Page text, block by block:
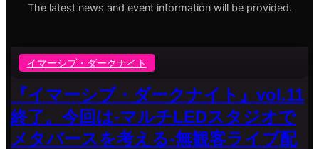
The latest news and event information will be provided.
イマーシブ・ダークナイト
『イマーシブ・ダークナイト』vol.11
終了。今回は-マルチLEDスタジオで
メタバースを考える-無観客ライブ配